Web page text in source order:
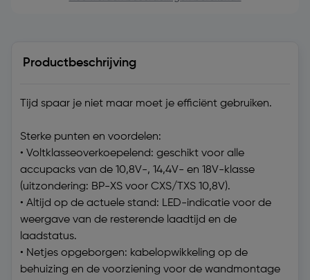
Productbeschrijving
Tijd spaar je niet maar moet je efficiënt gebruiken.
Sterke punten en voordelen:
• Voltklasseoverkoepelend: geschikt voor alle
accupacks van de 10,8V-, 14,4V- en 18V-klasse
(uitzondering: BP-XS voor CXS/TXS 10,8V).
• Altijd op de actuele stand: LED-indicatie voor de
weergave van de resterende laadtijd en de
laadstatus.
• Netjes opgeborgen: kabelopwikkeling op de
behuizing en de voorziening voor de wandmontage